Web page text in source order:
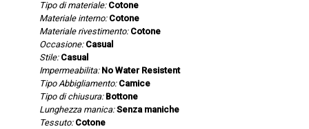
Tipo di materiale: Cotone
Materiale interno: Cotone
Materiale rivestimento: Cotone
Occasione: Casual
Stile: Casual
Impermeabilita: No Water Resistent
Tipo Abbigliamento: Camice
Tipo di chiusura: Bottone
Lunghezza manica: Senza maniche
Tessuto: Cotone